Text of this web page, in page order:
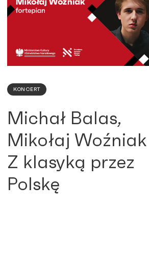
KONCERT
Michał Balas,
Mikołaj Woźniak |
Z klasyką przez
Polskę